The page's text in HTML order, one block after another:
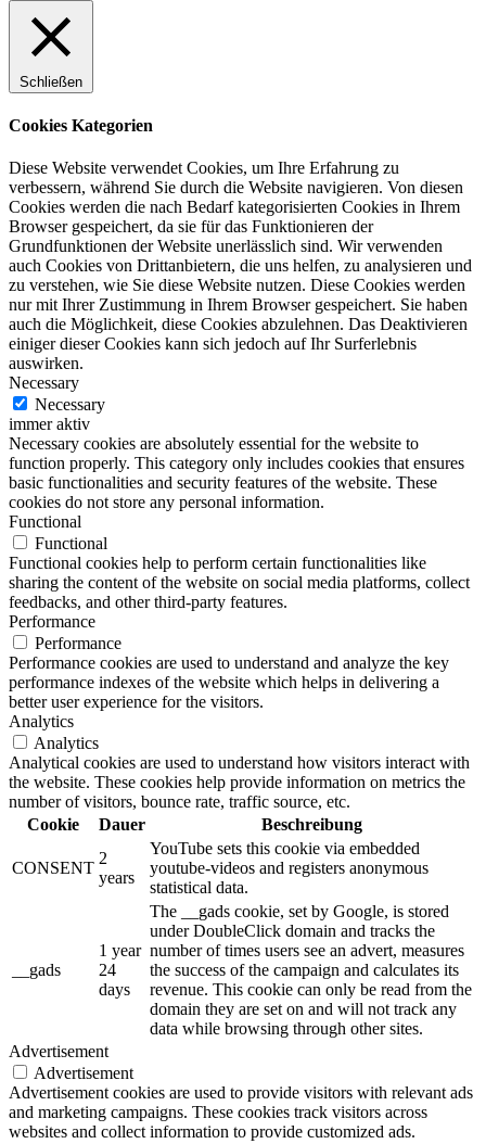
Schließen
Cookies Kategorien
Diese Website verwendet Cookies, um Ihre Erfahrung zu
verbessern, während Sie durch die Website navigieren. Von diesen
Cookies werden die nach Bedarf kategorisierten Cookies in Ihrem
Browser gespeichert, da sie für das Funktionieren der
Grundfunktionen der Website unerlässlich sind. Wir verwenden
auch Cookies von Drittanbietern, die uns helfen, zu analysieren und
zu verstehen, wie Sie diese Website nutzen. Diese Cookies werden
nur mit Ihrer Zustimmung in Ihrem Browser gespeichert. Sie haben
auch die Möglichkeit, diese Cookies abzulehnen. Das Deaktivieren
einiger dieser Cookies kann sich jedoch auf Ihr Surferlebnis
auswirken.
Necessary
Necessary
immer aktiv
Necessary cookies are absolutely essential for the website to
function properly. This category only includes cookies that ensures
basic functionalities and security features of the website. These
cookies do not store any personal information.
Functional
Functional
Functional cookies help to perform certain functionalities like
sharing the content of the website on social media platforms, collect
feedbacks, and other third-party features.
Performance
Performance
Performance cookies are used to understand and analyze the key
performance indexes of the website which helps in delivering a
better user experience for the visitors.
Analytics
Analytics
Analytical cookies are used to understand how visitors interact with
the website. These cookies help provide information on metrics the
number of visitors, bounce rate, traffic source, etc.
Cookie
Dauer Beschreibung
CONSENT
2
years
YouTube sets this cookie via embedded
youtube-videos and registers anonymous
statistical data.
__gads
1 year
24
days
The __gads cookie, set by Google, is stored
under DoubleClick domain and tracks the
number of times users see an advert, measures
the success of the campaign and calculates its
revenue. This cookie can only be read from the
domain they are set on and will not track any
data while browsing through other sites.
Advertisement
Advertisement
Advertisement cookies are used to provide visitors with relevant ads
and marketing campaigns. These cookies track visitors across
websites and collect information to provide customized ads.